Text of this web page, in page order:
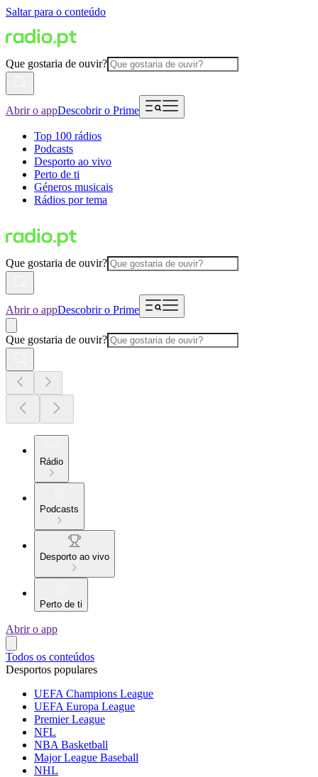
Saltar para o conteúdo
Que gostaria de ouvir?
Abrir o appDescobrir o Prime
Top 100 rádios
Podcasts
Desporto ao vivo
Perto de ti
Géneros musicais
Rádios por tema
Que gostaria de ouvir?
Abrir o appDescobrir o Prime
Que gostaria de ouvir?
Rádio
Podcasts
Desporto ao vivo
Perto de ti
Abrir o app
Todos os conteúdos
Desportos populares
UEFA Champions League
UEFA Europa League
Premier League
NFL
NBA Basketball
Major League Baseball
NHL